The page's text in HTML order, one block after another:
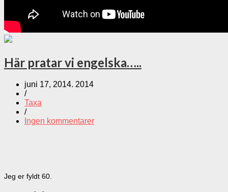
Här pratar vi engelska…..
juni 17, 2014. 2014
/
Taxa
/
Ingen kommentarer
Jeg er fyldt 60.